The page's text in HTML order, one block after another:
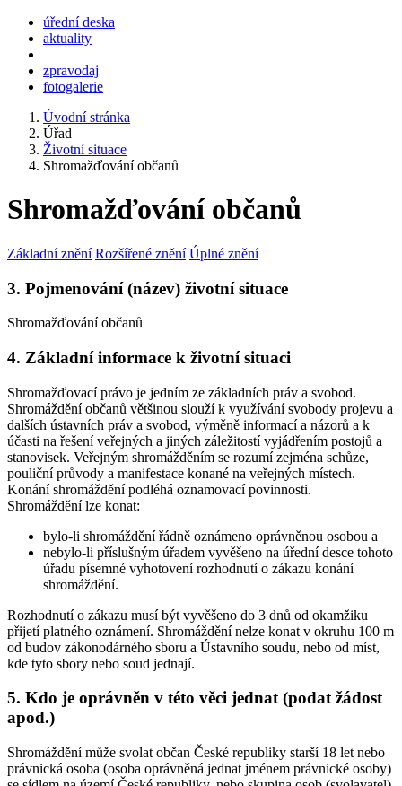
úřední deska
aktuality
zpravodaj
fotogalerie
Úvodní stránka
Úřad
Životní situace
Shromažďování občanů
Shromažďování občanů
Základní znění Rozšířené znění Úplné znění
3. Pojmenování (název) životní situace
Shromažďování občanů
4. Základní informace k životní situaci
Shromažďovací právo je jedním ze základních práv a svobod.
Shromáždění občanů většinou slouží k využívání svobody projevu a
dalších ústavních práv a svobod, výměně informací a názorů a k
účasti na řešení veřejných a jiných záležitostí vyjádřením postojů a
stanovisek. Veřejným shromážděním se rozumí zejména schůze,
pouliční průvody a manifestace konané na veřejných místech.
Konání shromáždění podléhá oznamovací povinnosti.
Shromáždění lze konat:
bylo-li shromáždění řádně oznámeno oprávněnou osobou a
nebylo-li příslušným úřadem vyvěšeno na úřední desce tohoto
úřadu písemné vyhotovení rozhodnutí o zákazu konání
shromáždění.
Rozhodnutí o zákazu musí být vyvěšeno do 3 dnů od okamžiku
přijetí platného oznámení. Shromáždění nelze konat v okruhu 100 m
od budov zákonodárného sboru a Ústavního soudu, nebo od míst,
kde tyto sbory nebo soud jednají.
5. Kdo je oprávněn v této věci jednat (podat žádost
apod.)
Shromáždění může svolat občan České republiky starší 18 let nebo
právnická osoba (osoba oprávněná jednat jménem právnické osoby)